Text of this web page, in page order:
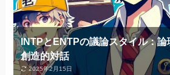
INTPとENTPの議論スタイル：
創造的対話
2025年2月15日